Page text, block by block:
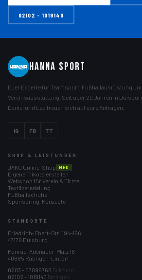
02102 – 1019140
HANNA SPORT
Euer Experte für Teamsport, Fußballausrüstung
Vereinsausstattung. Seit über 20 Jahren in
Daniel und Leo freuen sich auf eure Anfragen.
IG FB TT
SHOP & LEISTUNGEN
JAKO Online-Shop NEU
Eigene Trikots erstellen
Webshop für Verein & Firma
Textilveredelung
Fußballschuhe
Sponsoring-Konzepte
STANDORTE
Friedrich-Ebert-Str. 194–196
47179 Duisburg
Konrad-Adenauer-Platz 18
40885 Ratingen-Lintorf
0203 – 57899768 Duisburg
02102 – 1019140 Ratingen